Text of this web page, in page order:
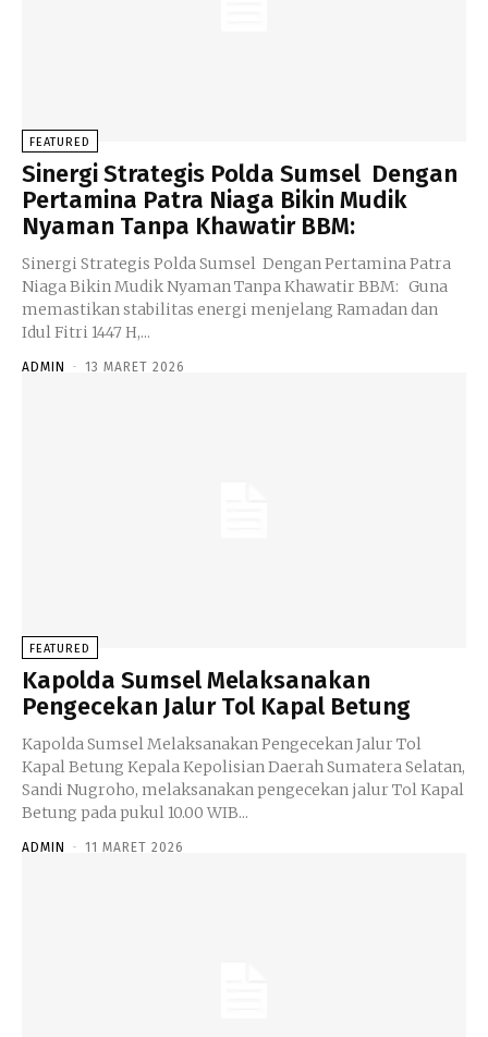
FEATURED
Sinergi Strategis Polda Sumsel Dengan
Pertamina Patra Niaga Bikin Mudik
Nyaman Tanpa Khawatir BBM:
Sinergi Strategis Polda Sumsel Dengan Pertamina Patra
Niaga Bikin Mudik Nyaman Tanpa Khawatir BBM: Guna
memastikan stabilitas energi menjelang Ramadan dan
Idul Fitri 1447 H,...
ADMIN - 13 MARET 2026
FEATURED
Kapolda Sumsel Melaksanakan
Pengecekan Jalur Tol Kapal Betung
Kapolda Sumsel Melaksanakan Pengecekan Jalur Tol
Kapal Betung Kepala Kepolisian Daerah Sumatera Selatan,
Sandi Nugroho, melaksanakan pengecekan jalur Tol Kapal
Betung pada pukul 10.00 WIB...
ADMIN - 11 MARET 2026